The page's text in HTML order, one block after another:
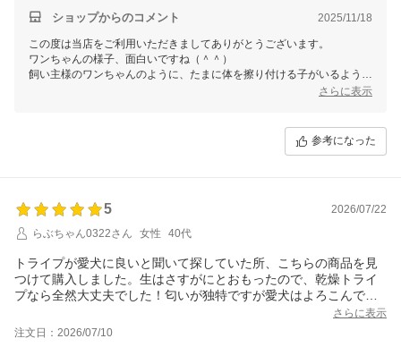
様子を見てリピートするかもしれません。
ショップからのコメント 2025/11/18
この度は当店をご利用いただきましてありがとうございます。
ワンちゃんの様子、面白いですね（＾＾）
飼い主様のワンちゃんのように、たまに体を擦り付ける子がいるようで
さらに表示
参考になった
5
2026/07/22
らぶちゃん0322さん
女性 40代
トライプが愛犬に良いと聞いて探していた所、こちらの商品を見
つけて購入しました。生はさすがにとおもったので、乾燥トライ
プなら全然大丈夫でした！匂いが独特ですが愛犬はよろこんでた
さらに表示
注文日：2026/07/10